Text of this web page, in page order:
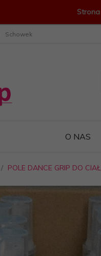
Schowek
O NAS
POLE DANCE GRIP DO